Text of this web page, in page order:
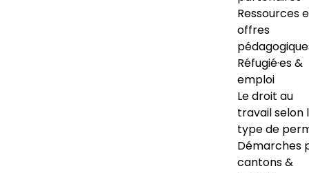
Ressources
offres
Réfugié·es &
emploi
Le droit au
travail selon
type de
Démarches
cantons &